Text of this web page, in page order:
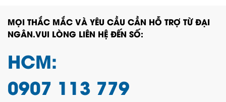
MỌI THẮC MẮC VÀ YÊU CẦU CẦN HỖ TRỢ TỪ ĐẠI
NGÂN.VUI LÒNG LIÊN HỆ ĐẾN SỐ:
HCM:
0907 113 779